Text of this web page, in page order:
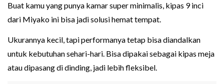
Buat kamu yang punya kamar super minimalis, kipas 9 inci
dari Miyako ini bisa jadi solusi hemat tempat.
Ukurannya kecil, tapi performanya tetap bisa diandalkan
untuk kebutuhan sehari-hari. Bisa dipakai sebagai kipas meja
atau dipasang di dinding, jadi lebih fleksibel.